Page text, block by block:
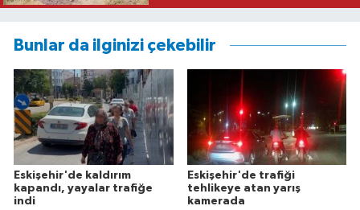
Bunlar da ilginizi çekebilir
Eskişehir'de kaldırım
kapandı, yayalar trafiğe
indi
Eskişehir'de trafiği
tehlikeye atan yarış
kamerada